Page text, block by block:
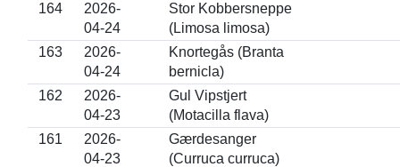
164
2026-
04-24
Stor Kobbersneppe
(Limosa limosa)
163
2026-
04-24
Knortegås (Branta
bernicla)
162
2026-
04-23
Gul Vipstjert
(Motacilla flava)
161
2026-
04-23
Gærdesanger
(Curruca curruca)